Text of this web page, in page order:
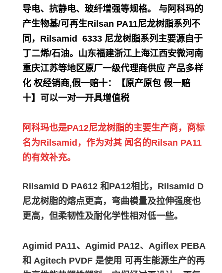
导电、抗静电、玻纤增强等规格。 与阿科玛的
产生物基/可再生Rilsan PA11尼龙树脂系列不
同，Rilsamid 6333 尼龙树脂系列主要源自于
丁二烯/石油。 山东福建浙江上海江西安微河南
重庆江苏等地区原厂一级代理商供应 产品多样
化 权经销商,假一赔十：【原产原包 假一赔
十】可以一对一开具增值税
阿科玛也是PA12尼龙树脂的主要生产商，商标
名为Rilsamid，作为对其 闻名的Rilsan PA11
的有效补充。
Rilsamid D PA612 和PA12相比，Rilsamid D
尼龙树脂的熔点更高，弯曲模量及拉伸强度也
更高，但柔韧性及耐化学性相对低一些。
Agimid PA11、Agimid PA12、Agiflex PEBA
和 Agitech PVDF 是使用 可再生能源生产的再